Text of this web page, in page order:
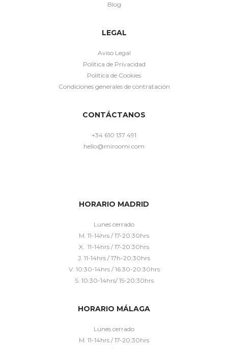
Blog
LEGAL
Aviso Legal
Política de Privacidad
Política de Cookies
Condiciones generales de contratación
CONTÁCTANOS
+34 610 137 491
hello@miroomi.com
HORARIO MADRID
Lunes cerrado
M. 11-14hrs / 17-20:30hrs
X. 11-14hrs / 17-20:30hrs
J. 11-14hrs / 17h-20:30hrs
V. 10:30-14hrs / 16:30-20:30hrs
S. 10:30-14hrs/ 15-20:30hrs
HORARIO MÁLAGA
Lunes cerrado
M. 11-14hrs / 17-20:30hrs